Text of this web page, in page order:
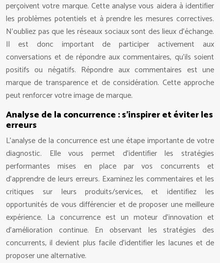
perçoivent votre marque. Cette analyse vous aidera à identifier
les problèmes potentiels et à prendre les mesures correctives.
N’oubliez pas que les réseaux sociaux sont des lieux d’échange.
Il est donc important de participer activement aux
conversations et de répondre aux commentaires, qu’ils soient
positifs ou négatifs. Répondre aux commentaires est une
marque de transparence et de considération. Cette approche
peut renforcer votre image de marque.
Analyse de la concurrence : s’inspirer et éviter les
erreurs
L’analyse de la concurrence est une étape importante de votre
diagnostic. Elle vous permet d’identifier les stratégies
performantes mises en place par vos concurrents et
d’apprendre de leurs erreurs. Examinez les commentaires et les
critiques sur leurs produits/services, et identifiez les
opportunités de vous différencier et de proposer une meilleure
expérience. La concurrence est un moteur d’innovation et
d’amélioration continue. En observant les stratégies des
concurrents, il devient plus facile d’identifier les lacunes et de
proposer une alternative.